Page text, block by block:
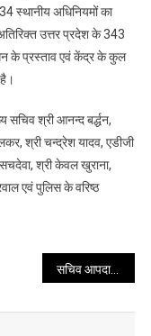
स्थानीय अधिनियमों का
उत्तर प्रदेश के 343
के प्रस्ताव एवं केंद्र के कुल
श्री आनन्द बर्द्धन,
श्री चन्द्रेश यादव, एडीजी
श्री केवल खुराना,
एवं पुलिस के वरिष्ठ
सचिव आपदा प्रबंधन डॉ. सिन्हा की उपस्थिति में हुई टेस्टिंग